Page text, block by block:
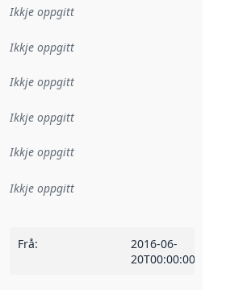
Ikkje oppgitt
Ikkje oppgitt
Ikkje oppgitt
Ikkje oppgitt
Ikkje oppgitt
Ikkje oppgitt
Frå:
2016-06-
20T00:00:00Z